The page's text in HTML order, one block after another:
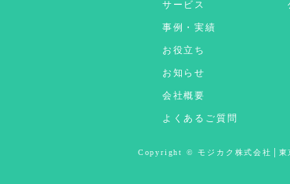
サービス
事例・実績
お役立ち
お知らせ
会社概要
よくあるご質問
Copyright © モジカク株式会社│東